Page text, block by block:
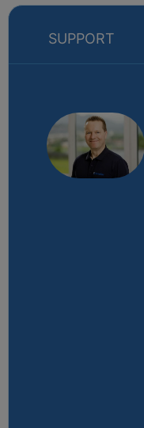
SUPPORT